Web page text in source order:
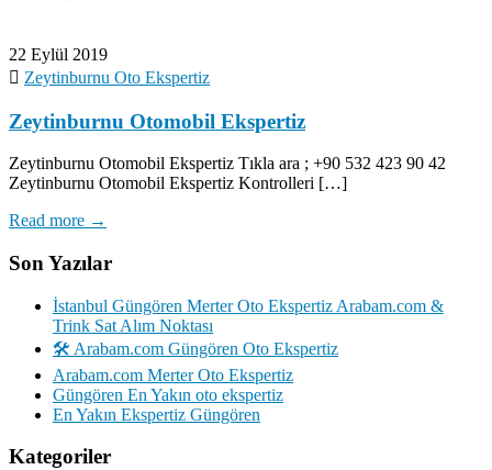
22 Eylül 2019
Zeytinburnu Oto Ekspertiz
Zeytinburnu Otomobil Ekspertiz
Zeytinburnu Otomobil Ekspertiz Tıkla ara ; +90 532 423 90 42
Zeytinburnu Otomobil Ekspertiz Kontrolleri […]
Read more →
Son Yazılar
İstanbul Güngören Merter Oto Ekspertiz Arabam.com &
Trink Sat Alım Noktası
🛠️ Arabam.com Güngören Oto Ekspertiz
Arabam.com Merter Oto Ekspertiz
Güngören En Yakın oto ekspertiz
En Yakın Ekspertiz Güngören
Kategoriler